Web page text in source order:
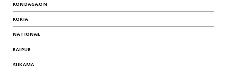
KONDAGAON
KORIA
NATIONAL
RAIPUR
SUKAMA